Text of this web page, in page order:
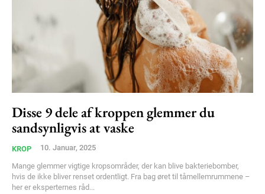
Orci varius natoque dolor
Member full access
100DKK
Disse 9 dele af kroppen glemmer du
sandsynligvis at vaske
KROP 10. Januar, 2025
Mange glemmer vigtige kropsområder, der kan blive bakteriebomber,
hvis de ikke bliver renset ordentligt. Fra bag øret til tåmellemrummene –
her er eksperternes råd...